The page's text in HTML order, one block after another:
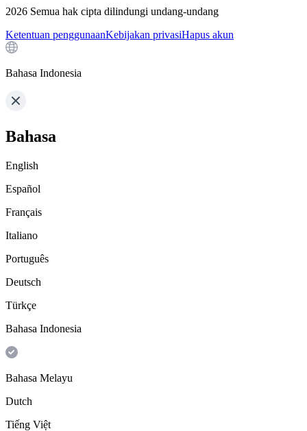
2026 Semua hak cipta dilindungi undang-undang
Ketentuan penggunaanKebijakan privasiHapus akun
Bahasa Indonesia
Bahasa
English
Español
Français
Italiano
Português
Deutsch
Türkçe
Bahasa Indonesia
Bahasa Melayu
Dutch
Tiếng Việt